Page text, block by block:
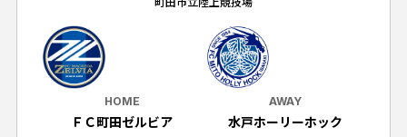
メディア
ホームタウン活動
アカデミー
チケット販売スケジュール
️スタジアムを知る
スタジアムアクセス
選手・スタッフ紹介
ファンクラブ
クラブゼルビスタへの入会
シーズンシート
グッズを買う
グッズを買うトップ
オンラインストア
HOME
ＦＣ町田ゼルビア
AWAY
水戸ホーリーホック